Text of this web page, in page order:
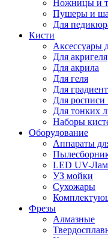
Ножницы и
Пушеры и
Для
Кисти
Аксессуары
Для
Для акрила
Для геля
Для
Для росписи
Для тонких
Наборы
Оборудование
Аппараты
LED UV-
УЗ мойки
Сухожары
Фрезы
Алмазные